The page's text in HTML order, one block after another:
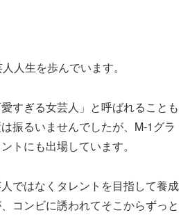
人生を歩んでいます。
すぎる女芸人」と呼ばれることも
振るいませんでしたが、M-1グラ
トにも出場しています。
ではなくタレントを目指して養成
コンビに誘われてそこからずっと